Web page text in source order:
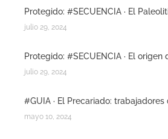
Protegido: #SECUENCIA · El
julio 29, 2024
Protegido: #SECUENCIA · El origen
julio 29, 2024
#GUIA · El Precariado: trabajadores
mayo 10, 2024